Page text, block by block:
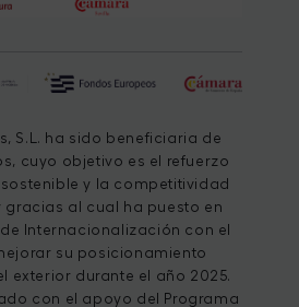
S.L. ha sido beneficiaria de
cuyo objetivo es el refuerzo
y la competitividad
gracias al cual ha puesto en
Internacionalización con el
su posicionamiento
exterior durante el año 2025.
con el apoyo del Programa